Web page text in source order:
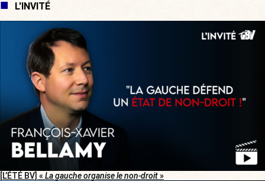
L'INVITÉ
[L’ÉTÉ BV] « La gauche organise le non-droit»